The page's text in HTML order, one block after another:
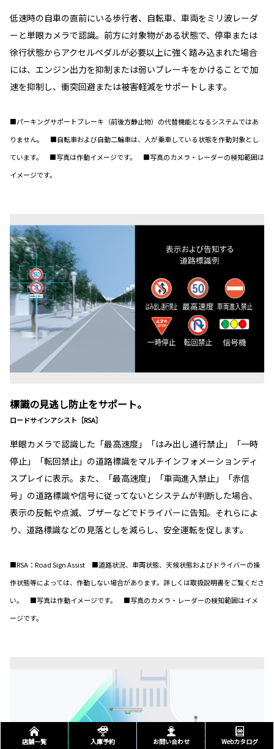
低速時の自車の直前にいる歩行者、自転車、車両をミリ波レーダ
ーと単眼カメラで認識。前方に対象物がある状態で、停車または
徐行状態からアクセルペダルが必要以上に強く踏み込まれた場合
には、エンジン出力を抑制または弱いブレーキをかけることで加
速を抑制し、衝突回避または被害軽減をサポートします。
■パーキングサポートブレーキ（前後方静止物）の代替機能となるシステムではあ
りません。 ■自転車および自動二輪車は、人が乗車している状態を作動対象とし
ています。 ■写真は作動イメージです。 ■写真のカメラ・レーダーの検知範囲は
イメージです。
標識の見逃し防止をサポート。
ロードサインアシスト［RSA］
単眼カメラで認識した「最高速度」「はみ出し通行禁止」「一時
停止」「転回禁止」の道路標識をマルチインフォメーションディ
スプレイに表示。また、「最高速度」「車両進入禁止」「赤信
号」の道路標識や信号に従ってないとシステムが判断した場合、
表示の反転や点滅、ブザーなどでドライバーに告知。それらによ
り、道路標識などの見落としを減らし、安全運転を促します。
■RSA：Road Sign Assist ■道路状況、車両状態、天候状態およびドライバーの操
作状態等によっては、作動しない場合があります。詳しくは取扱説明書をご覧くださ
い。 ■写真は作動イメージです。 ■写真のカメラ・レーダーの検知範囲はイメ
ージです。
店舗一覧 入庫予約 お問い合わせ Webカタログ